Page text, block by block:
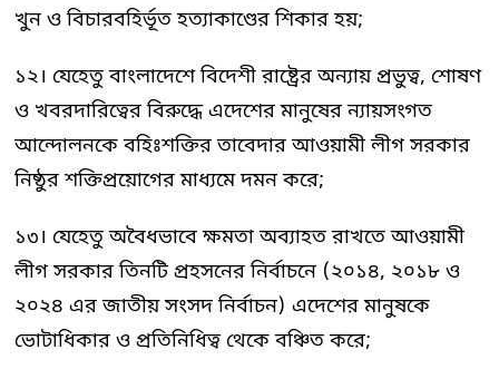
খুন ও বিচারবহির্ভূত হত্যাকাণ্ডের শিকার হয়;
১২। যেহেতু বাংলাদেশে বিদেশী রাষ্ট্রের অন্যায় প্রভুত্ব, শোষণ
ও খবরদারিত্বের বিরুদ্ধে এদেশের মানুষের ন্যায়সংগত
আন্দোলনকে বহিঃশক্তির তাবেদার আওয়ামী লীগ সরকার
নিষ্ঠুর শক্তিপ্রয়োগের মাধ্যমে দমন করে;
১৩। যেহেতু অবৈধভাবে ক্ষমতা অব্যাহত রাখতে আওয়ামী
লীগ সরকার তিনটি প্রহসনের নির্বাচনে (২০১৪, ২০১৮ ও
২০২৪ এর জাতীয় সংসদ নির্বাচন) এদেশের মানুষকে
ভোটাধিকার ও প্রতিনিধিত্ব থেকে বঞ্চিত করে;